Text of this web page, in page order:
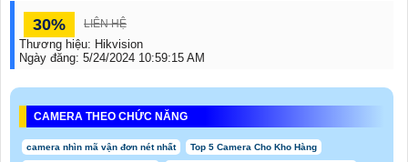
30% LIÊN HỆ
Thương hiệu: Hikvision
Ngày đăng: 5/24/2024 10:59:15 AM
CAMERA THEO CHỨC NĂNG
camera nhìn mã vận đơn nét nhất Top 5 Camera Cho Kho Hàng